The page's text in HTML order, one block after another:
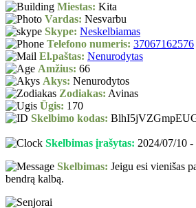
Miestas: Kita
Vardas: Nesvarbu
Skype: Neskelbiamas
Telefono numeris: 37067162576
El.paštas: Nenurodytas
Amžius: 66
Akys: Nenurodytos
Zodiakas: Avinas
Ūgis: 170
Skelbimo kodas:
Skelbimas įrašytas: 2024/07/10
Skelbimas: Jeigu esi vienišas
bendrą kalbą.